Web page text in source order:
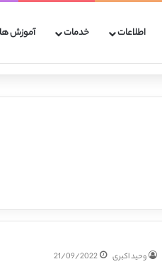
اطلاعات خدمات آموزش ها
وحید اکبری 21/09/2022